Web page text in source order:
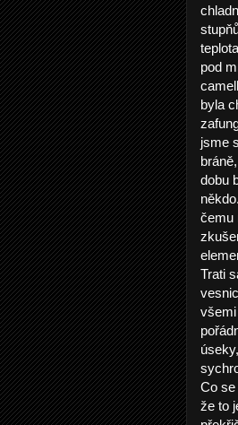
pod
byla
jsme
dobu
čemu
Trati
všemi
Co
že to